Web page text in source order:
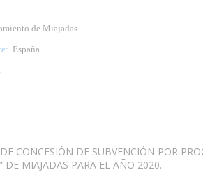
de Miajadas
España
CONCESIÓN DE SUBVENCIÓN POR
DE MIAJADAS PARA EL AÑO 2020.